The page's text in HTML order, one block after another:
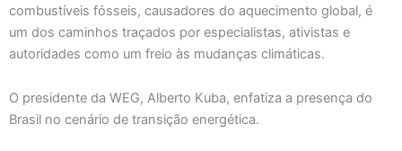
combustíveis fósseis, causadores do aquecimento global, é
um dos caminhos traçados por especialistas, ativistas e
autoridades como um freio às mudanças climáticas.
O presidente da WEG, Alberto Kuba, enfatiza a presença do
Brasil no cenário de transição energética.